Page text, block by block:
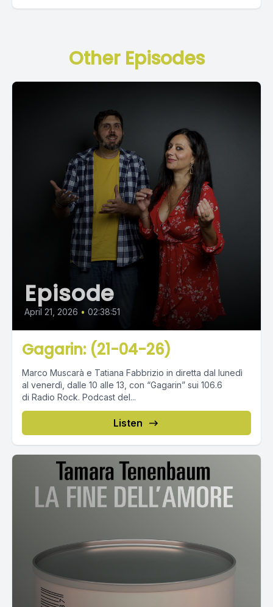
Other Episodes
Episode
April 21, 2026 • 02:38:51
Gagarin: (21-04-26)
Marco Muscarà e Tatiana Fabbrizio in diretta dal lunedì
al venerdì, dalle 10 alle 13, con “Gagarin” sui 106.6
di Radio Rock. Podcast del...
Listen